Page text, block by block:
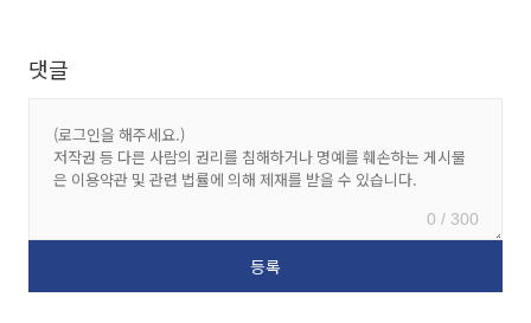
댓글
0 / 300